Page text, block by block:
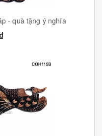
- quà tặng ý nghĩa